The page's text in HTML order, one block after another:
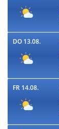
DO 13.08.
FR 14.08.